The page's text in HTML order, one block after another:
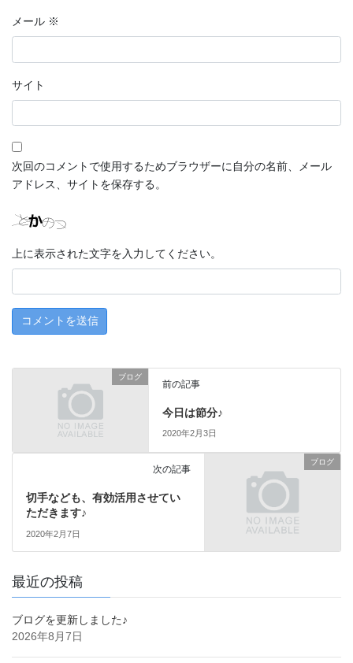
メール ※
サイト
次回のコメントで使用するためブラウザーに自分の名前、メール
アドレス、サイトを保存する。
上に表示された文字を入力してください。
ブログ
前の記事
今日は節分♪
2020年2月3日
ブログ
次の記事
切手なども、有効活用させてい
ただきます♪
2020年2月7日
最近の投稿
ブログを更新しました♪
2026年8月7日